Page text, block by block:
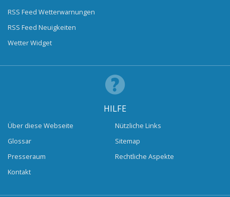
RSS Feed Wetterwarnungen
RSS Feed Neuigkeiten
Wetter Widget
HILFE
Über diese Webseite
Glossar
Presseraum
Kontakt
Nützliche Links
Sitemap
Rechtliche Aspekte